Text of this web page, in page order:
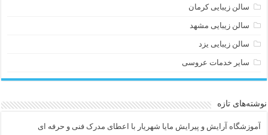
سالن زیبایی کرمان
سالن زیبایی مشهد
سالن زیبایی یزد
سایر خدمات عروسی
نوشته‌های تازه
آموزشگاه آرایش و پیرایش مایا شهریار با اعطای مدرک فنی و حرفه ای